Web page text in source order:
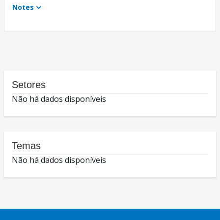
Notes
Setores
Não há dados disponíveis
Temas
Não há dados disponíveis